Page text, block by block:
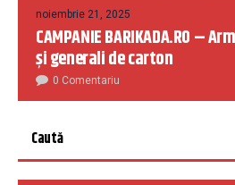
noiembrie 21, 2025
CAMPANIE BARIKADA.RO –
și generali de carton
0 Comentariu